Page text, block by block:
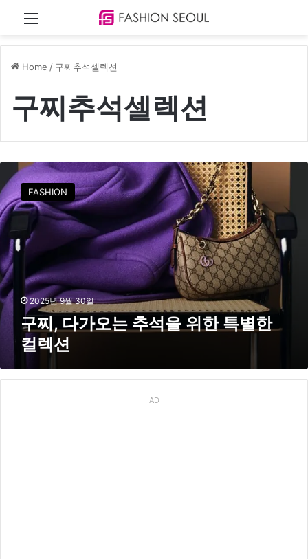
Home / 구찌추석셀렉션
구찌추석셀렉션
찌
,
다
가
는
추
석
을
위
한
FASHION
2025년 9월 30일
구찌, 다가오는 추석을 위한 특별한
컬렉션
AD